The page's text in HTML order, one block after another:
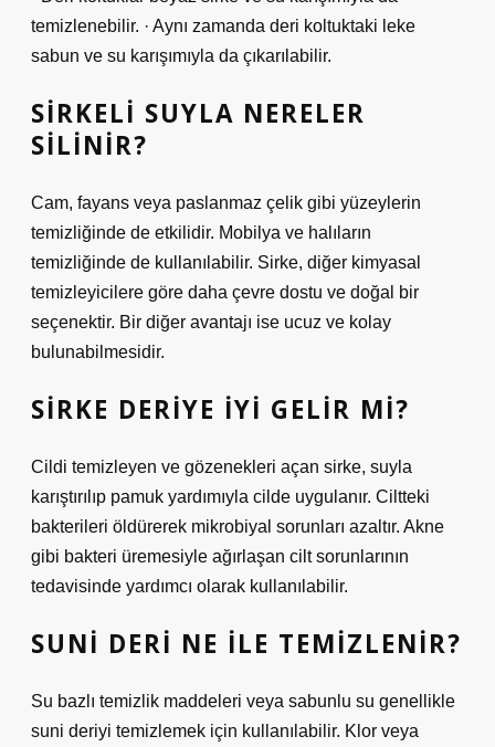
temizlenebilir. · Aynı zamanda deri koltuktaki leke
sabun ve su karışımıyla da çıkarılabilir.
SIRKELI SUYLA NERELER
SILINIR?
Cam, fayans veya paslanmaz çelik gibi yüzeylerin
temizliğinde de etkilidir. Mobilya ve halıların
temizliğinde de kullanılabilir. Sirke, diğer kimyasal
temizleyicilere göre daha çevre dostu ve doğal bir
seçenektir. Bir diğer avantajı ise ucuz ve kolay
bulunabilmesidir.
SIRKE DERIYE IYI GELIR MI?
Cildi temizleyen ve gözenekleri açan sirke, suyla
karıştırılıp pamuk yardımıyla cilde uygulanır. Ciltteki
bakterileri öldürerek mikrobiyal sorunları azaltır. Akne
gibi bakteri üremesiyle ağırlaşan cilt sorunlarının
tedavisinde yardımcı olarak kullanılabilir.
SUNI DERI NE ILE TEMIZLENIR?
Su bazlı temizlik maddeleri veya sabunlu su genellikle
suni deriyi temizlemek için kullanılabilir. Klor veya